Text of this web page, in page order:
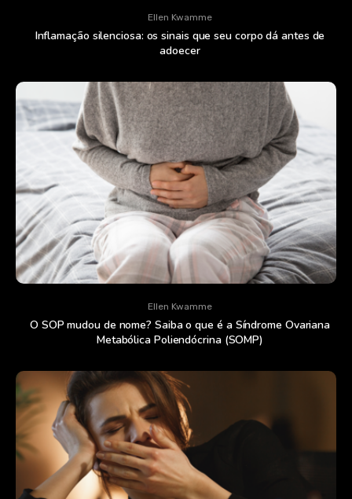
Ellen Kwamme
Inflamação silenciosa: os sinais que seu corpo dá antes de
adoecer
Ellen Kwamme
O SOP mudou de nome? Saiba o que é a Síndrome Ovariana
Metabólica Poliendócrina (SOMP)